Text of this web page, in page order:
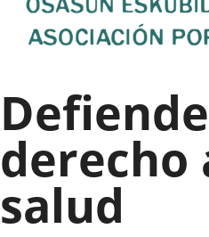
derecho
salud